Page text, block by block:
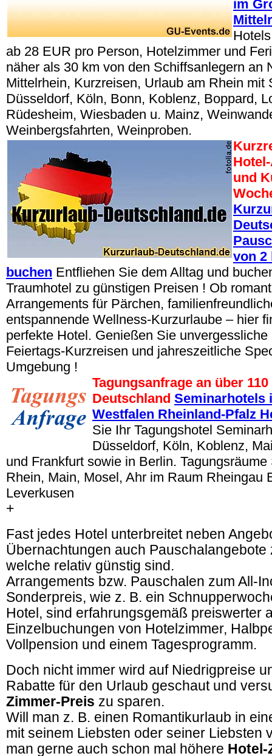
im
ab 28 EUR pro Person, Hotelzimmer und
näher als 30 km von den Schiffsanlegern an
Mittelrhein, Kurzreisen, Urlaub am Rhein mit
Düsseldorf, Köln, Bonn, Koblenz, Boppard,
Rüdesheim, Wiesbaden u. Mainz,
Weinbergsfahrten, Weinproben.
und
von 2
buchen Entfliehen Sie dem Alltag und
Traumhotel zu günstigen Preisen ! Ob
Arrangements für Pärchen,
entspannende Wellness-Kurzurlaube – hier
perfekte Hotel. Genießen Sie
Feiertags-Kurzreisen und jahreszeitliche
Umgebung !
Tagungsanfrage an über
Deutschland Seminarhotels
Westfalen Rheinland-Pfalz
Sie Ihr Tagungshotel
Düsseldorf, Köln, Koblenz,
und Frankfurt sowie in Berlin.
Rhein, Main, Mosel, Ahr im Raum Rheingau
Leverkusen
+
Fast jedes Hotel unterbreitet neben
Übernachtungen auch Pauschalangebote
welche relativ günstig sind.
Arrangements bzw. Pauschalen zum All-
Sonderpreis, wie z. B. ein
Hotel, sind erfahrungsgemäß preiswerter
Einzelbuchungen von Hotelzimmer,
Vollpension und einem Tagesprogramm.
Doch nicht immer wird auf Niedrigpreise
Rabatte für den Urlaub geschaut und
Zimmer-Preis zu sparen.
Will man z. B. einen Romantikurlaub in
mit seinem Liebsten oder seiner Liebsten
man gerne auch schon mal höhere Hotel-